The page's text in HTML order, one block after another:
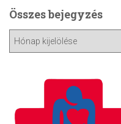
Összes bejegyzés